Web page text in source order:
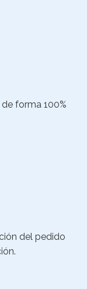
forma 100%
del pedido